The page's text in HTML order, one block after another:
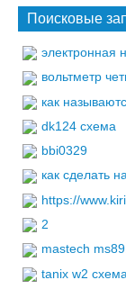
Поисковые
электронная
вольтметр
как
dk124 схема
bbi0329
как сделать
https://
2
mastech
tanix w2 схема